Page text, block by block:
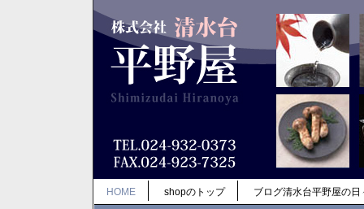
HOME shopのトップ ブログ清水台平野屋の日